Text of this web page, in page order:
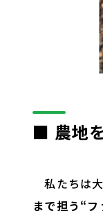
■ 農地
私たちは
まで担う“